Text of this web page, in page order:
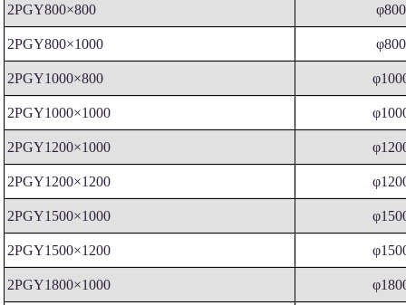
2PGY800×800 φ800
2PGY800×1000 φ800
2PGY1000×800
2PGY1000×1000
2PGY1200×1000
2PGY1200×1200
2PGY1500×1000
2PGY1500×1200
2PGY1800×1000